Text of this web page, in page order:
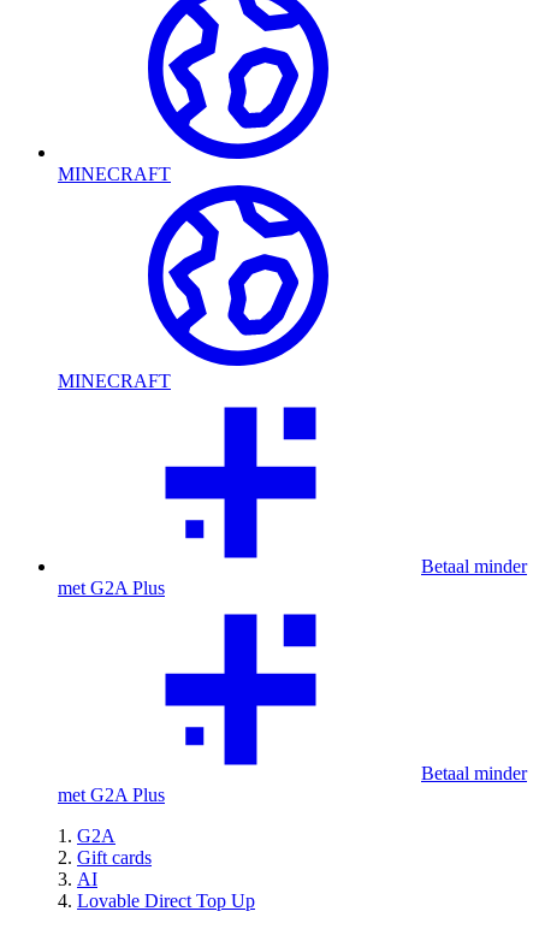
MINECRAFT
MINECRAFT
Betaal minder
met G2A Plus
Betaal minder
met G2A Plus
G2A
Gift cards
AI
Lovable Direct Top Up